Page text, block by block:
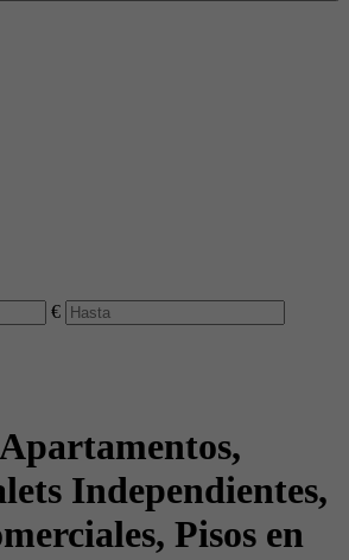
€
Independientes,
Pisos en